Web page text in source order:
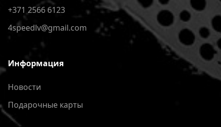
+371 2566 6123
4speedlv@gmail.com
Информация
Новости
Подарочные карты